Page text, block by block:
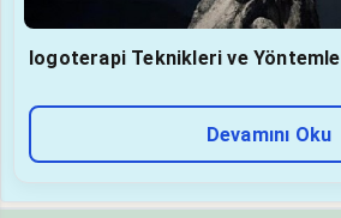
logoterapi Teknikleri ve
Devamını Oku